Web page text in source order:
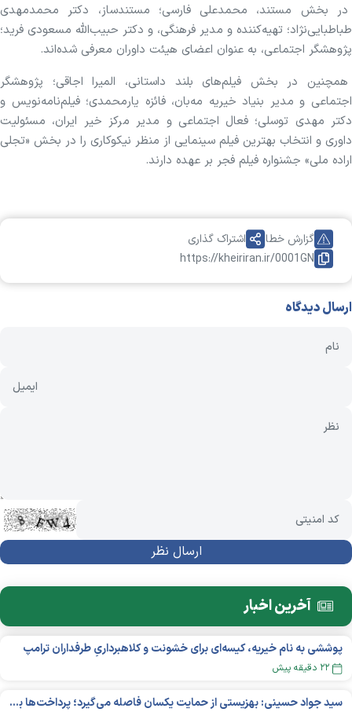
در بخش مستند، محمدعلی فارسی؛ مستندساز، دکتر محمدمهدی
طباطبایی‌نژاد؛ تهیه‌کننده و مدیر فرهنگی، و دکتر حبیب‌الله مسعودی‌ فرید؛
پژوهشگر اجتماعی، به عنوان اعضای هیئت داوران معرفی شده‌اند.
همچنین در بخش فیلم‌های بلند داستانی، المیرا اجاقی؛ پژوهشگر
اجتماعی و مدیر بنیاد خیریه مه‌بان، فائزه یارمحمدی؛ فیلم‌نامه‌نویس و
دکتر مهدی توسلی؛ فعال اجتماعی و مدیر مرکز خیر ایران، مسئولیت
داوری و انتخاب بهترین فیلم سینمایی از منظر نیکوکاری را در بخش «تجلی
اراده ملی» جشنواره فیلم فجر بر عهده دارند.
https://kheiriran.ir/0001GN
گزارش خطا اشتراک گذاری
ارسال دیدگاه
آخرین اخبار
پوششی به نام خیریه، کیسه‌ای برای خشونت و کلاهبرداریِ طرفداران ترامپ
۲۲ دقیقه پیش
سید جواد حسینی: بهزیستی از حمایت یکسان فاصله می‌گیرد؛ پرداخت‌ها بر اساس نوع معلولیت و میزان نیاز تغییر می‌کند